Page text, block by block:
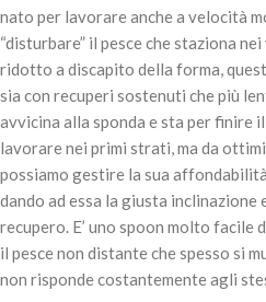
VALKEIN SERVANT
8,90€ 5
AGGIUNGI
nato per lavorare anche a velocità
“disturbare” il pesce che staziona
ridotto a discapito della forma,
sia con recuperi sostenuti che più
avvicina alla sponda e sta per finire
lavorare nei primi strati, ma da
possiamo gestire la sua
dando ad essa la giusta inclinazione
recupero. E’ uno spoon molto facile
il pesce non distante che spesso si
non risponde costantemente agli